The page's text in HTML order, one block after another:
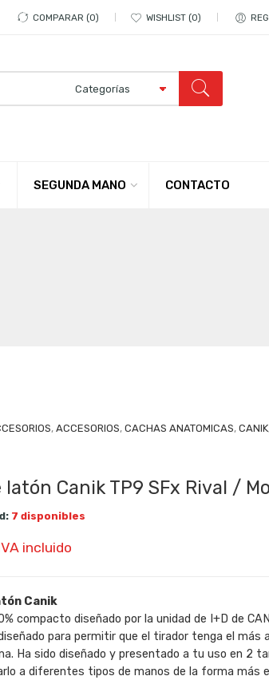
COMPARAR 0 WISHLIST 0
SEGUNDA MANO CONTACTO
, ACCESORIOS, CACHAS ANATOMICAS, CANIK
latón Canik TP9 SFx Rival /
7 disponibles
incluido
Canik
compacto diseñado por la unidad de I+D de
para permitir que el tirador tenga el más
Ha sido diseñado y presentado a tu uso en 2
a diferentes tipos de manos de la forma más